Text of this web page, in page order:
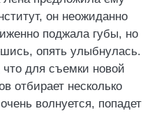
он неожиданно
поджала губы, но
опять улыбнулась.
для съемки новой
отбирает несколько
волнуется, попадет